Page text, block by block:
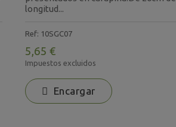
longitud...
Ref: 10SGC07
5,65 €
Impuestos excluidos
Encargar